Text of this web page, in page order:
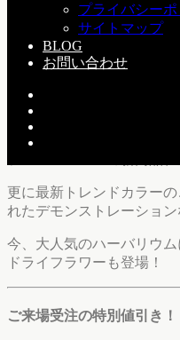
プライバシー
サイトマップ
BLOG
お問い合わせ
※広島会場のご来場予約締
※本展示会はデコプラス
イベントの詳細はこちら
更に最新トレンドカラー
れたデモンストレーショ
今、大人気のハーバリウ
ドライフラワーも登場！
ご来場受注の特別値引き！